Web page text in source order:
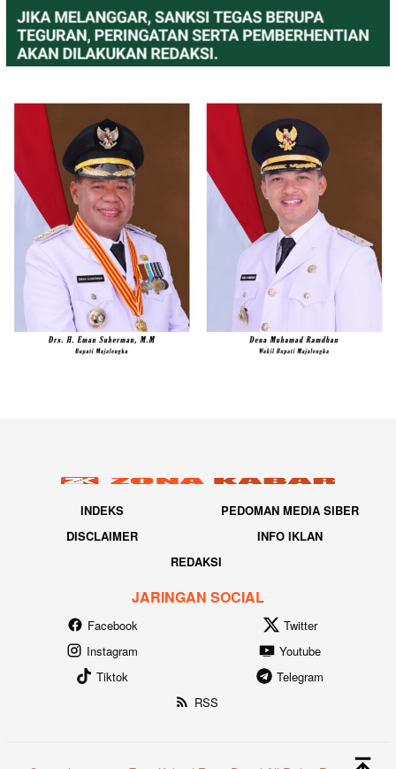
INDEKS
PEDOMAN MEDIA SIBER
DISCLAIMER
INFO IKLAN
REDAKSI
JARINGAN SOCIAL
Facebook
Twitter
Instagram
Youtube
Tiktok
Telegram
RSS